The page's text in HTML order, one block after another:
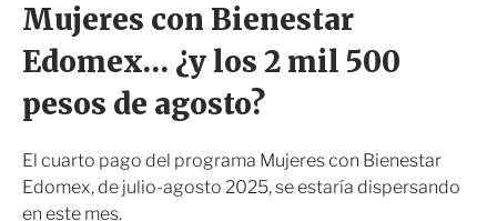
i
o
r
Mujeres con Bienestar
Edomex… ¿y los 2 mil 500
pesos de agosto?
El cuarto pago del programa Mujeres con Bienestar
Edomex, de julio-agosto 2025, se estaría dispersando
en este mes.